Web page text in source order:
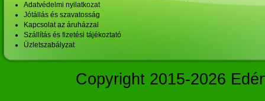
Adatvédelmi nyilatkozat
Jótállás és szavatosság
Kapcsolat az áruházzal
Szállítás és fizetési tájékoztató
Üzletszabályzat
Copyright 2015-2026